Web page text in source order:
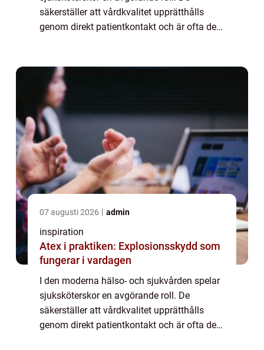
säkerställer att vårdkvalitet upprätthålls
genom direkt patientkontakt och är ofta den
07 augusti 2026 admin
inspiration
Atex i praktiken: Explosionsskydd som
fungerar i vardagen
I den moderna hälso- och sjukvården spelar
sjuksköterskor en avgörande roll. De
säkerställer att vårdkvalitet upprätthålls
genom direkt patientkontakt och är ofta den